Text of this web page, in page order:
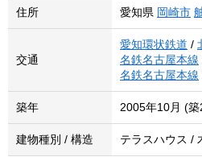
住所 愛知県 岡崎市
交通
愛知環状鉄道 /
名鉄名古屋本線
名鉄名古屋本線
築年 2005年10月 (築
建物種別 / 構造 テラスハウス /